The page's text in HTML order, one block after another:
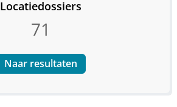
Locatiedossiers
71
Naar resultaten